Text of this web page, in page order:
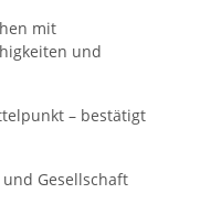
mit
und
– bestätigt
Gesellschaft